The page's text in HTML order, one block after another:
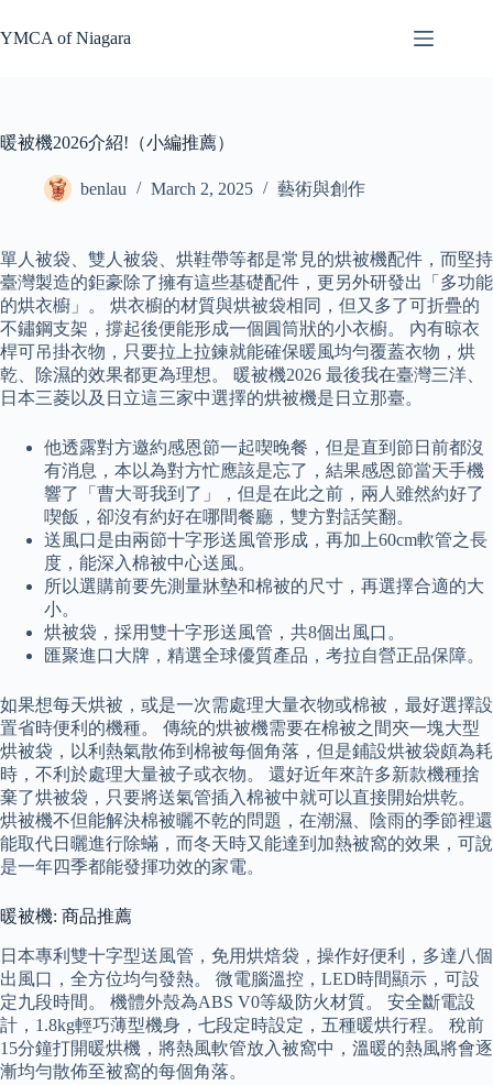
to
content
YMCA of Niagara
暖被機2026介紹!（小編推薦）
benlau March 2, 2025 藝術與創作
單人被袋、雙人被袋、烘鞋帶等都是常見的烘被機配件，而堅持
臺灣製造的鉅豪除了擁有這些基礎配件，更另外研發出「多功能
的烘衣櫥」。 烘衣櫥的材質與烘被袋相同，但又多了可折疊的
不鏽鋼支架，撐起後便能形成一個圓筒狀的小衣櫥。 內有晾衣
桿可吊掛衣物，只要拉上拉鍊就能確保暖風均勻覆蓋衣物，烘
乾、除濕的效果都更為理想。 暖被機2026 最後我在臺灣三洋、
日本三菱以及日立這三家中選擇的烘被機是日立那臺。
他透露對方邀約感恩節一起喫晚餐，但是直到節日前都沒
有消息，本以為對方忙應該是忘了，結果感恩節當天手機
響了「曹大哥我到了」，但是在此之前，兩人雖然約好了
喫飯，卻沒有約好在哪間餐廳，雙方對話笑翻。
送風口是由兩節十字形送風管形成，再加上60cm軟管之長
度，能深入棉被中心送風。
所以選購前要先測量牀墊和棉被的尺寸，再選擇合適的大
小。
烘被袋，採用雙十字形送風管，共8個出風口。
匯聚進口大牌，精選全球優質產品，考拉自營正品保障。
如果想每天烘被，或是一次需處理大量衣物或棉被，最好選擇設
置省時便利的機種。 傳統的烘被機需要在棉被之間夾一塊大型
烘被袋，以利熱氣散佈到棉被每個角落，但是鋪設烘被袋頗為耗
時，不利於處理大量被子或衣物。 還好近年來許多新款機種捨
棄了烘被袋，只要將送氣管插入棉被中就可以直接開始烘乾。
烘被機不但能解決棉被曬不乾的問題，在潮濕、陰雨的季節裡還
能取代日曬進行除蟎，而冬天時又能達到加熱被窩的效果，可說
是一年四季都能發揮功效的家電。
暖被機: 商品推薦
日本專利雙十字型送風管，免用烘焙袋，操作好便利，多達八個
出風口，全方位均勻發熱。 微電腦溫控，LED時間顯示，可設
定九段時間。 機體外殼為ABS V0等級防火材質。 安全斷電設
計，1.8kg輕巧薄型機身，七段定時設定，五種暖烘行程。 稅前
15分鐘打開暖烘機，將熱風軟管放入被窩中，溫暖的熱風將會逐
漸均勻散佈至被窩的每個角落。